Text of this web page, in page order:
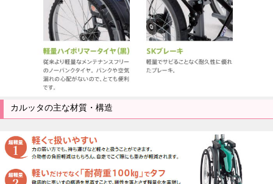
カルッタの主な材質・構造